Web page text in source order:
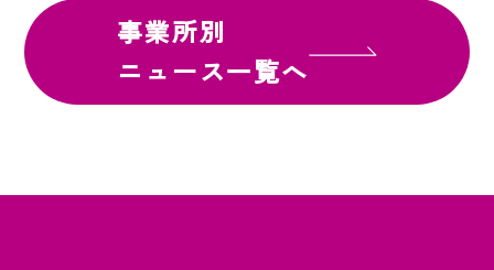
事業所別
ニュース一覧へ